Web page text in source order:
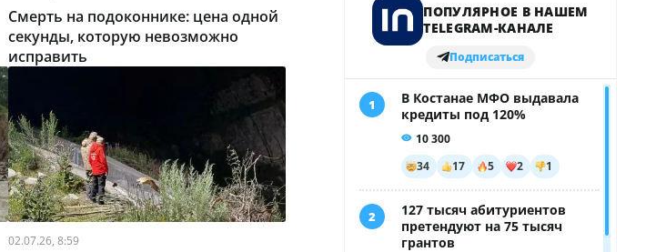
Смерть на подоконнике: цена одной
секунды, которую невозможно
исправить
02.07.26, 8:59